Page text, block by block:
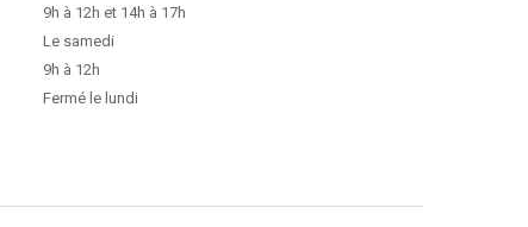
9h à 12h et 14h à 17h
Le samedi
9h à 12h
Fermé le lundi